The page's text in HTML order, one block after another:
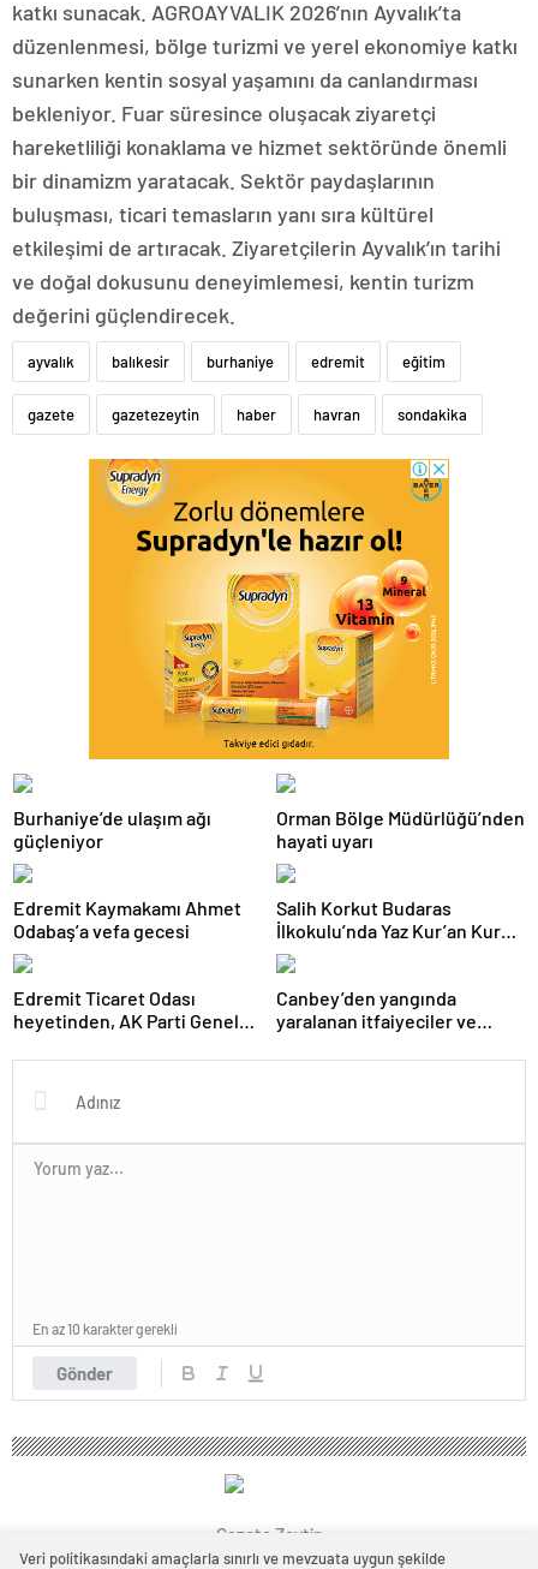
katkı sunacak. AGROAYVALIK 2026’nın Ayvalık’ta
düzenlenmesi, bölge turizmi ve yerel ekonomiye katkı
sunarken kentin sosyal yaşamını da canlandırması
bekleniyor. Fuar süresince oluşacak ziyaretçi
hareketliliği konaklama ve hizmet sektöründe önemli
bir dinamizm yaratacak. Sektör paydaşlarının
buluşması, ticari temasların yanı sıra kültürel
etkileşimi de artıracak. Ziyaretçilerin Ayvalık’ın tarihi
ve doğal dokusunu deneyimlemesi, kentin turizm
değerini güçlendirecek.
ayvalık balıkesir burhaniye edremit eğitim
gazete gazetezeytin haber havran sondakika
Burhaniye’de ulaşım ağı
güçleniyor
Orman Bölge Müdürlüğü’nden
hayati uyarı
Edremit Kaymakamı Ahmet
Odabaş’a vefa gecesi
Salih Korkut Budaras
İlkokulu’nda Yaz Kur’an Kursu
belge töreni düzenlendi
Edremit Ticaret Odası
heyetinden, AK Parti Genel
Canbey’den yangında
yaralanan itfaiyeciler ve
Gönder
En az 10 karakter gerekli
Gazete Zeytin
Veri politikasındaki amaçlarla sınırlı ve mevzuata uygun şekilde